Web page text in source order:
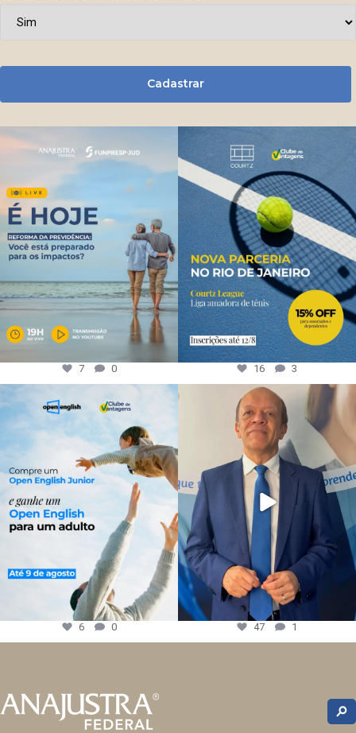
Cadastrar
7 0 16 3
6 0 47 1